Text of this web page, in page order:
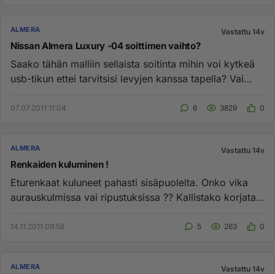
ALMERA Vastattu 14v
Nissan Almera Luxury -04 soittimen vaihto?
Saako tähän malliin sellaista soitinta mihin voi kytkeä
usb-tikun ettei tarvitsisi levyjen kanssa tapella? Vai
07.07.2011 11:04 6 3829 0
ALMERA Vastattu 14v
Renkaiden kuluminen !
Eturenkaat kuluneet pahasti sisäpuolelta. Onko vika
aurauskulmissa vai ripustuksissa ?? Kallistako korjata
14.11.2011 09:58 5 263 0
ALMERA Vastattu 14v